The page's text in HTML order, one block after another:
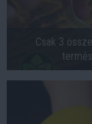
Csak 3